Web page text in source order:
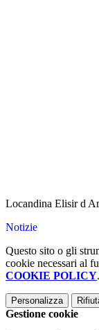
Locandina Elisir d
Notizie
Questo sito o gli
cookie necessari al
COOKIE POLICY.
Personalizza
Gestione cookie